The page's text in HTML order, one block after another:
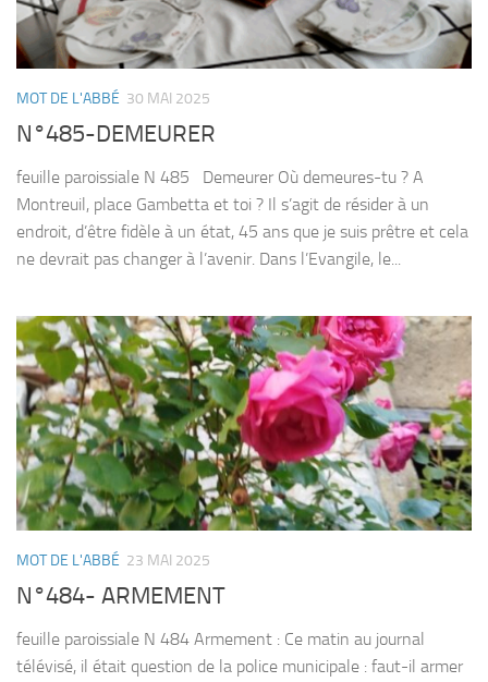
MOT DE L'ABBÉ 30 MAI 2025
N°485-DEMEURER
feuille paroissiale N 485 Demeurer Où demeures-tu ? A
Montreuil, place Gambetta et toi ? Il s’agit de résider à un
endroit, d’être fidèle à un état, 45 ans que je suis prêtre et cela
ne devrait pas changer à l’avenir. Dans l’Evangile, le...
MOT DE L'ABBÉ 23 MAI 2025
N°484- ARMEMENT
feuille paroissiale N 484 Armement : Ce matin au journal
télévisé, il était question de la police municipale : faut-il armer